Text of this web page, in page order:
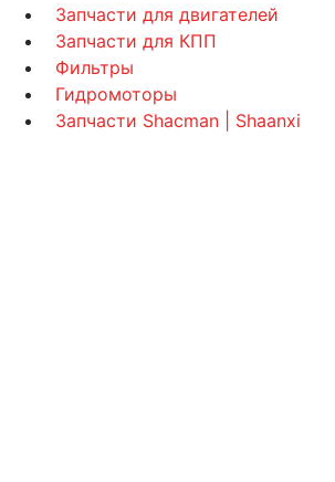
Запчасти для двигателей
Запчасти для КПП
Фильтры
Гидромоторы
Запчасти Shacman | Shaanxi